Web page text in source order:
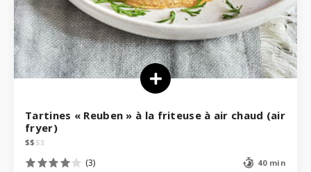
Tartines « Reuben » à la friteuse à air chaud (air
fryer)
$$ $$
(3) 40 min